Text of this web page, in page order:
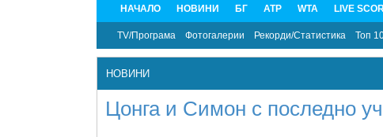
НАЧАЛО НОВИНИ БГ ATP WTA LIVE
TV/Програма Фотогалерии Рекорди/Статистика Топ
НОВИНИ
Цонга и Симон с последно